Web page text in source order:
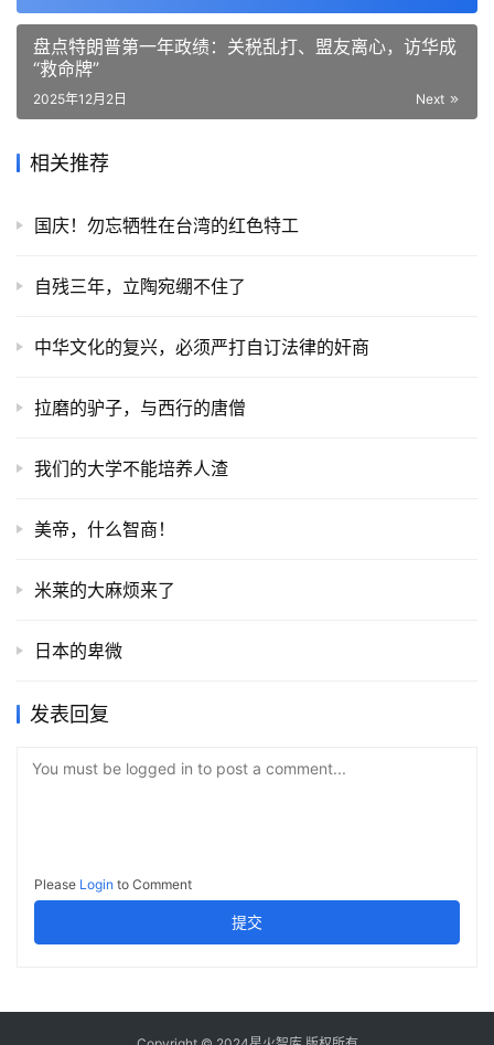
盘点特朗普第一年政绩：关税乱打、盟友离心，访华成
“救命牌”
Next
2025年12月2日
相关推荐
国庆！勿忘牺牲在台湾的红色特工
自残三年，立陶宛绷不住了
中华文化的复兴，必须严打自订法律的奸商
拉磨的驴子，与西行的唐僧
我们的大学不能培养人渣
美帝，什么智商！
米莱的大麻烦来了
日本的卑微
发表回复
You must be logged in to post a comment...
Please Login to Comment
提交